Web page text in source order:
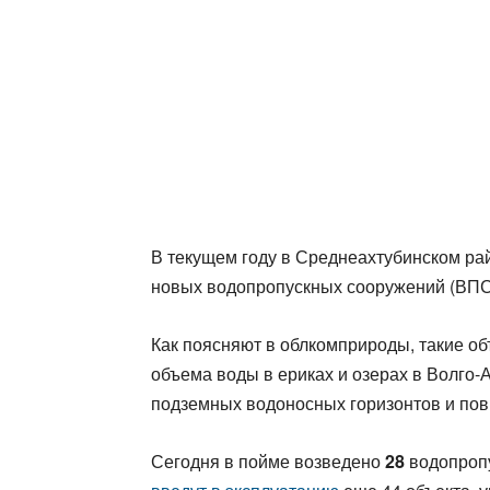
В текущем году в Среднеахтубинском
новых водопропускных сооружений
Как поясняют в облкомприроды, такие
объема воды в ериках и озерах в
подземных водоносных горизонтов и
Сегодня в пойме возведено28